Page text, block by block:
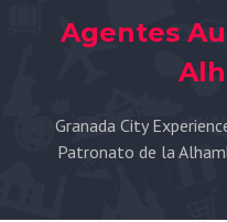
Agentes
Granada City
Patronato de la